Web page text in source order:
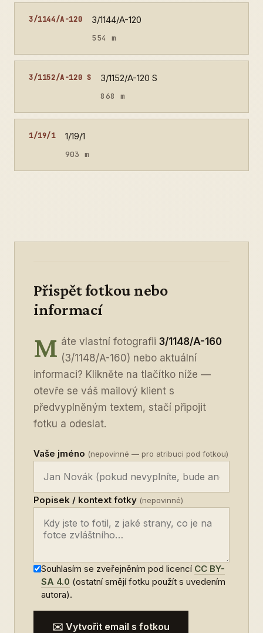
3/1144/A-120 3/1144/A-120
554 m
3/1152/A-120 S 3/1152/A-120 S
868 m
1/19/1 1/19/1
903 m
Přispět fotkou nebo
informací
M áte vlastní fotografii 3/1148/A-160
(3/1148/A-160) nebo aktuální
informaci? Klikněte na tlačítko níže —
otevře se váš mailový klient s
předvyplněným textem, stačí připojit
fotku a odeslat.
Vaše jméno (nepovinné — pro atribuci pod fotkou)
Popisek / kontext fotky (nepovinné)
Souhlasím se zveřejněním pod licencí CC BY-
SA 4.0 (ostatní smějí fotku použít s uvedením
autora).
✉️ Vytvořit email s fotkou